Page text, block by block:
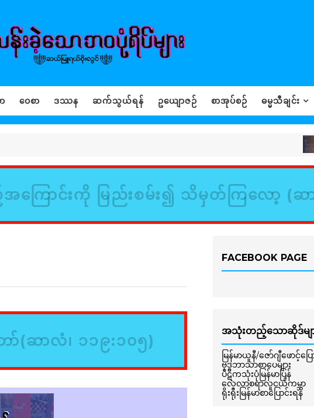
ဝေစာ ဒဿန ဆက်သွယ်ရန် ဥယျောဇဉ် စာအုပ်စဉ် ဓမ္မသီချင်း
ကြောင်းကို မြည်းစမ်း၍ သိမှတ်ကြလော့ (ဆ
(ဆာလံ၊ ၁၁၉:၁၀၅)
FACEBOOK PAGE
အသုံးတည့်သောဆိုဒ်မျ
မြန်မာယူနီ/ဇော်ဂျီဖောင့်ပြ
ဗုဒ္ဓဘာသာစာပေများ
ပိဋကသုံးပုံမြန်မာပြန်
လေ့လာစရာလူငယ်ကမ္ဘာ
ရိုးရိုးမြန်မာစာပြောင်းရန်